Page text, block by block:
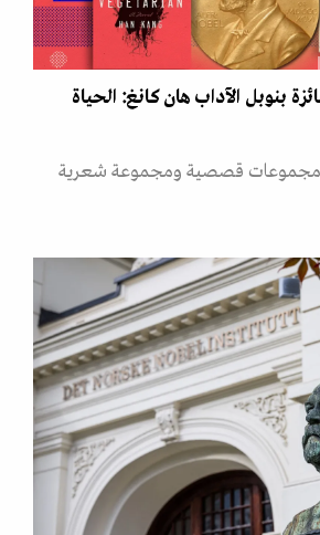
بنوبل الآداب هان كانغ: الحياة
مجموعات قصصية ومجموعة شعرية